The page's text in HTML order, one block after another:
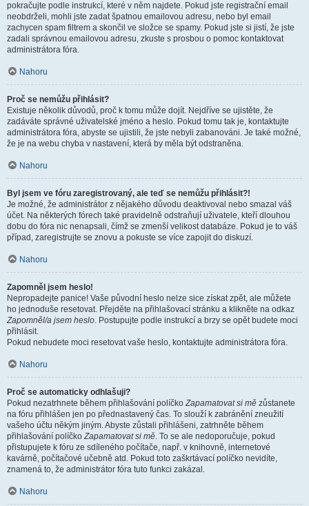
pokračujte podle instrukcí, které v něm najdete. Pokud jste registrační email
neobdrželi, mohli jste zadat špatnou emailovou adresu, nebo byl email
zachycen spam filtrem a skončil ve složce se spamy. Pokud jste si jistí, že jste
zadali správnou emailovou adresu, zkuste s prosbou o pomoc kontaktovat
administrátora fóra.
Nahoru
Proč se nemůžu přihlásit?
Existuje několik důvodů, proč k tomu může dojít. Nejdříve se ujistěte, že
zadáváte správné uživatelské jméno a heslo. Pokud tomu tak je, kontaktujte
administrátora fóra, abyste se ujistili, že jste nebyli zabanováni. Je také možné,
že je na webu chyba v nastavení, která by měla být odstraněna.
Nahoru
Byl jsem ve fóru zaregistrovaný, ale teď se nemůžu přihlásit?!
Je možné, že administrátor z nějakého důvodu deaktivoval nebo smazal váš
účet. Na některých fórech také pravidelně odstraňují uživatele, kteří dlouhou
dobu do fóra nic nenapsali, čímž se zmenší velikost databáze. Pokud je to váš
případ, zaregistrujte se znovu a pokuste se více zapojit do diskuzí.
Nahoru
Zapomněl jsem heslo!
Nepropadejte panice! Vaše původní heslo nelze sice získat zpět, ale můžete
ho jednoduše resetovat. Přejděte na přihlašovací stránku a klikněte na odkaz
Zapomněl/a jsem heslo. Postupujte podle instrukcí a brzy se opět budete moci
přihlásit.
Pokud nebudete moci resetovat vaše heslo, kontaktujte administrátora fóra.
Nahoru
Proč se automaticky odhlašuji?
Pokud nezatrhnete během přihlašování políčkoZapamatovat si mě zůstanete
na fóru přihlášen jen po přednastavený čas. To slouží k zabránění zneužití
vašeho účtu někým jiným. Abyste zůstali přihlášeni, zatrhněte během
přihlašování políčkoZapamatovat si mě. To se ale nedoporučuje, pokud
přistupujete k fóru ze sdíleného počítače, např. v knihovně, internetové
kavárně, počítačové učebně atd. Pokud toto zaškrtávací políčko nevidíte,
znamená to, že administrátor fóra tuto funkci zakázal.
Nahoru